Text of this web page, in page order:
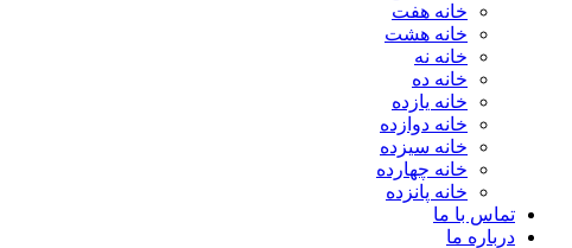
خانه هفت
خانه هشت
خانه نه
خانه ده
خانه یازده
خانه دوازده
خانه سیزده
خانه چهارده
خانه پانزده
تماس با ما
درباره ما